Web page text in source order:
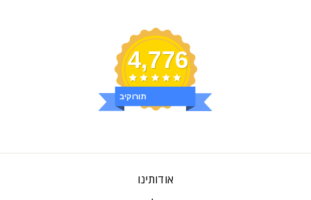
4,776
ביקורות
אודותינו